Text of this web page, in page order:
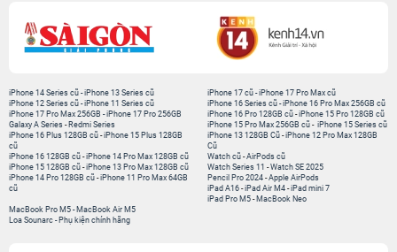
iPhone 14 Series cũ -iPhone 13 Series cũ
iPhone 12 Series cũ -iPhone 11 Series cũ
iPhone 17 Pro Max 256GB -iPhone 17 Pro 256GB
Galaxy A Series - Redmi Series
iPhone 17 cũ -iPhone 17 Pro Max cũ
iPhone 16 Series cũ - iPhone 16 Pro Max 256GB cũ
iPhone 16 Pro 128GB cũ -iPhone 15 Pro 128GB cũ
iPhone 15 Pro Max 256GB cũ - iPhone 15 Series cũ
iPhone 16 Plus 128GB cũ -iPhone 15 Plus 128GB
cũ
iPhone 16 128GB cũ -iPhone 14 Pro Max 128GB cũ
iPhone 15 128GB cũ -iPhone 13 Pro Max 128GB cũ
iPhone 14 Pro 128GB cũ -iPhone 11 Pro Max 64GB
cũ
iPhone 13 128GB Cũ -iPhone 12 Pro Max 128GB
Cũ
Watch cũ -AirPods cũ
Watch Series 11 -Watch SE 2025
Pencil Pro 2024 -Apple AirPods
iPad A16 -iPad Air M4 -iPad mini 7
iPad Pro M5 - MacBook Neo
MacBook Pro M5 - MacBook Air M5
Loa Sounarc - Phụ kiện chính hãng